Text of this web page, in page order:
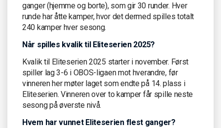
ganger (hjemme og borte), som gir 30 runder. Hver
runde har åtte kamper, hvor det dermed spilles totalt
240 kamper hver sesong.
Når spilles kvalik til Eliteserien 2025?
Kvalik til Eliteserien 2025 starter i november. Først
spiller lag 3-6 i OBOS-ligaen mot hverandre, før
vinneren her møter laget som endte på 14. plass i
Eliteserien. Vinneren over to kamper får spille neste
sesong på øverste nivå.
Hvem har vunnet Eliteserien flest ganger?